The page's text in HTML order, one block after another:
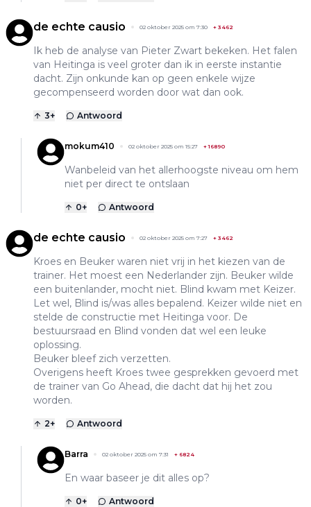
de echte causio 02 oktober 2025 om 7:30 + 3462
Ik heb de analyse van Pieter Zwart bekeken. Het falen
van Heitinga is veel groter dan ik in eerste instantie
dacht. Zijn onkunde kan op geen enkele wijze
gecompenseerd worden door wat dan ook.
3+ Antwoord
mokum410 02 oktober 2025 om 15:27 +16890
Wanbeleid van het allerhoogste niveau om hem
niet per direct te ontslaan
0+ Antwoord
de echte causio 02 oktober 2025 om 7:27 + 3462
Kroes en Beuker waren niet vrij in het kiezen van de
trainer. Het moest een Nederlander zijn. Beuker wilde
een buitenlander, mocht niet. Blind kwam met Keizer.
Let wel, Blind is/was alles bepalend. Keizer wilde niet en
stelde de constructie met Heitinga voor. De
bestuursraad en Blind vonden dat wel een leuke
oplossing.
Beuker bleef zich verzetten.
Overigens heeft Kroes twee gesprekken gevoerd met
de trainer van Go Ahead, die dacht dat hij het zou
worden.
2+ Antwoord
Barra 02 oktober 2025 om 7:31 + 6824
En waar baseer je dit alles op?
0+ Antwoord